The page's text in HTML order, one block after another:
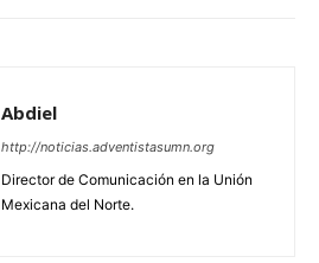
Abdiel
http://noticias.adventistasumn.org
Director de Comunicación en la Unión
Mexicana del Norte.